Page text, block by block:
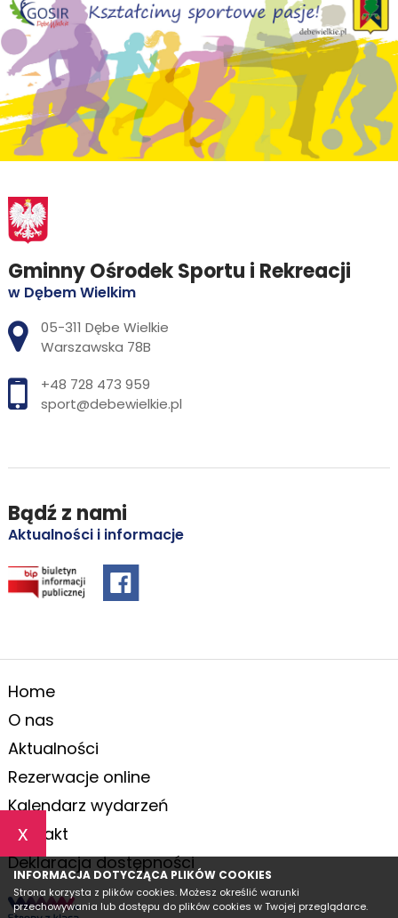
x
INFORMACJA DOTYCZĄCA PLIKÓW COOKIES
Strona korzysta z plików cookies. Możesz określić warunki
przechowywania lub dostępu do plików cookies w Twojej przeglądarce.
Gminny Ośrodek Sportu i Rekreacji
w Dębem Wielkim
Adres pocztowy:
05-311 Dębe Wielkie
Warszawska 78B
+48 728 473 959
sport@debewielkie.pl
Bądź z nami
Aktualności i informacje
Home
O nas
Aktualności
Rezerwacje online
Kalendarz wydarzeń
Kontakt
Deklaracja dostępności